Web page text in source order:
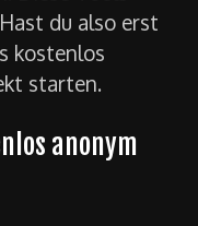
du also erst
kostenlos
starten.
anonym